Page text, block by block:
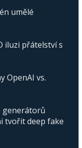
umělé
iluzi přátelství s
OpenAI vs.
generátorů
tvořit deep fake